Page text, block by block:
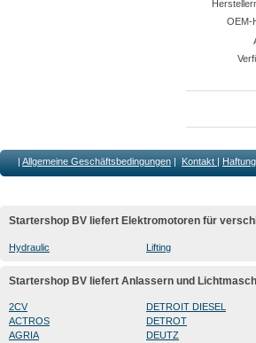
OEM-
| Allgemeine Geschäftsbedingungen | Kontakt |
Startershop BV liefert Elektromotoren für
Hydraulic Lifting
Startershop BV liefert Anlassern und
2CV
ACTROS
AGRIA
DETROIT DIESEL
DETROT
DEUTZ